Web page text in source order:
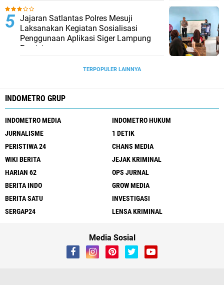
Jajaran Satlantas Polres Mesuji
Laksanakan Kegiatan Sosialisasi
Penggunaan Aplikasi Siger Lampung
Presisi
TERPOPULER LAINNYA
INDOMETRO GRUP
INDOMETRO MEDIA
INDOMETRO HUKUM
JURNALISME
1 DETIK
PERISTIWA 24
CHANS MEDIA
WIKI BERITA
JEJAK KRIMINAL
HARIAN 62
OPS JURNAL
BERITA INDO
GROW MEDIA
BERITA SATU
INVESTIGASI
SERGAP24
LENSA KRIMINAL
Media Sosial